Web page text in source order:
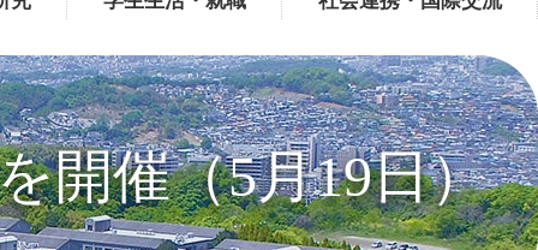
開催（5月19日）